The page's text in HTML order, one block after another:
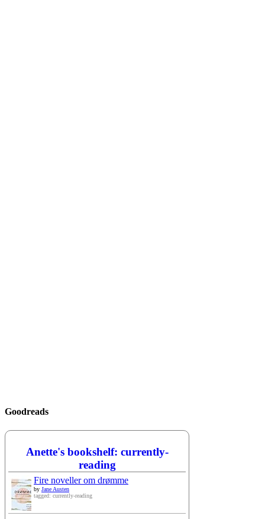
Goodreads
Anette's bookshelf: currently-
reading
Fire noveller om drømme
by Jane Austen
tagged: currently-reading